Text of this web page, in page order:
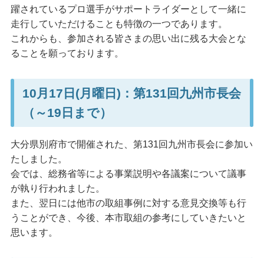
躍されているプロ選手がサポートライダーとして一緒に
走行していただけることも特徴の一つであります。
これからも、参加される皆さまの思い出に残る大会とな
ることを願っております。
10月17日(月曜日)：第131回九州市長会
（～19日まで）
大分県別府市で開催された、第131回九州市長会に参加い
たしました。
会では、総務省等による事業説明や各議案について議事
が執り行われました。
また、翌日には他市の取組事例に対する意見交換等も行
うことができ、今後、本市取組の参考にしていきたいと
思います。